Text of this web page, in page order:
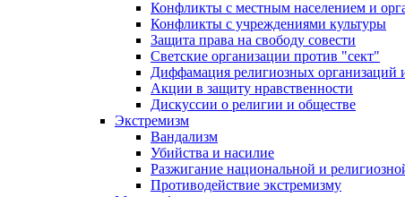
Конфликты с местным населением и
Конфликты с учреждениями культуры
Защита права на свободу совести
Светские организации против "сект"
Диффамация религиозных
Акции в защиту нравственности
Дискуссии о религии и обществе
Экстремизм
Вандализм
Убийства и насилие
Разжигание национальной и
Противодействие экстремизму